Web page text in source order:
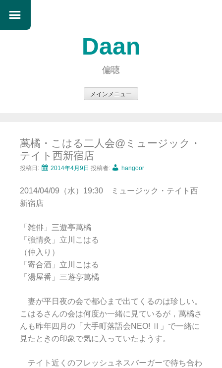
Daan
偏聴
メインメニュー
ン
ツ
へ
キ
ッ
萬橘・こはる二人会@ミュージック・
テイト西新宿店
投稿日: 2014年4月9日 投稿者: hangoor
2014/04/09（水）19:30 ミュージック・テイト西
新宿店
「雑俳」三遊亭萬橘
「強情灸」立川こはる
（仲入り）
「寄合酒」立川こはる
「湯屋番」三遊亭萬橘
妻が平日夜の会で都心まで出てくるのは珍しい。
こはるさんの会は何度か一緒に見ているが，萬橘さ
んも昨年四月の「大手町落語会NEO! Ⅱ」で一緒に
見たときの印象で気に入っていたようす。
テイト近くのフレッシュネスバーガーで待ち合わ